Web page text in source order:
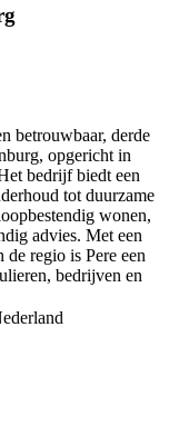
betrouwbaar, derde
opgericht in
bedrijf biedt een
tot duurzame
wonen,
advies. Met een
regio is Pere een
bedrijven en